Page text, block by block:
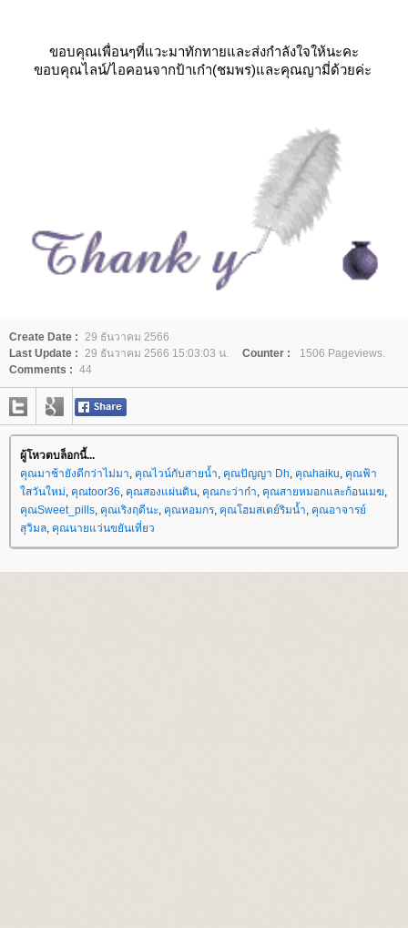
ขอบคุณเพื่อนๆที่แวะมาทักทายและส่งกำลังใจให้นะคะ
ขอบคุณไลน์/ไอคอนจากป้าเก๋า(ชมพร)และคุณญามี่ด้วยค่ะ
Create Date : 29 ธันวาคม 2566
Last Update : 29 ธันวาคม 2566 15:03:03 น. Counter :
1506 Pageviews.
Comments : 44
ผู้โหวตบล็อกนี้...
คุณมาช้ายังดีกว่าไม่มา, คุณไวน์กับสายน้ำ, คุณปัญญา Dh, คุณhaiku, คุณฟ้า
สวันใหม่, คุณtoor36, คุณสองแผ่นดิน, คุณกะว่าก๋า, คุณสายหมอกและก้อนเมฆ,
คุณSweet_pills, คุณเริงฤดีนะ, คุณหอมกร, คุณโฮมสเตย์ริมน้ำ, คุณอาจารย์
สุวิมล, คุณนายแว่นขยันเที่ยว